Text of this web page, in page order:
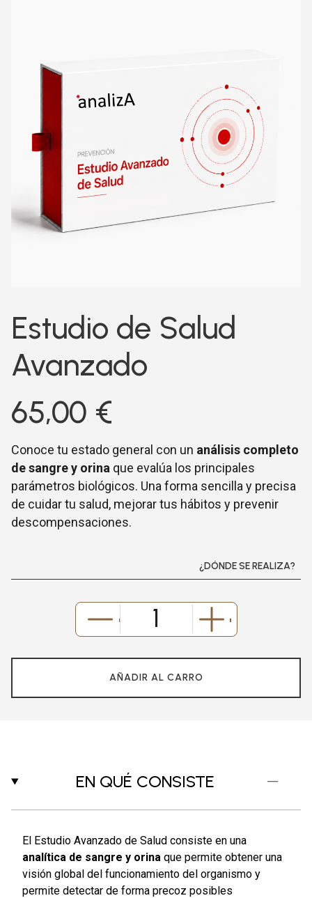
Estudio de Salud
Avanzado
65,00 €
Conoce tu estado general con un análisis completo
de sangre y orina que evalúa los principales
parámetros biológicos. Una forma sencilla y precisa
de cuidar tu salud, mejorar tus hábitos y prevenir
descompensaciones.
¿DÓNDE SE REALIZA?
- +
AÑADIR AL CARRO
EN QUÉ CONSISTE
El Estudio Avanzado de Salud consiste en una
analítica de sangre y orina que permite obtener una
visión global del funcionamiento del organismo y
permite detectar de forma precoz posibles